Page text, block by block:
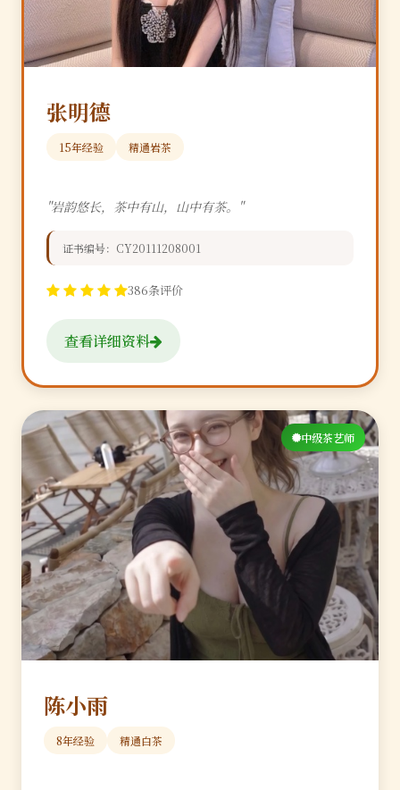
张明德
15年经验 精通岩茶
"岩韵悠长，茶中有山，山中有茶。"
证书编号：CY20111208001
386条评价
查看详细资料
中级茶艺师
陈小雨
8年经验 精通白茶